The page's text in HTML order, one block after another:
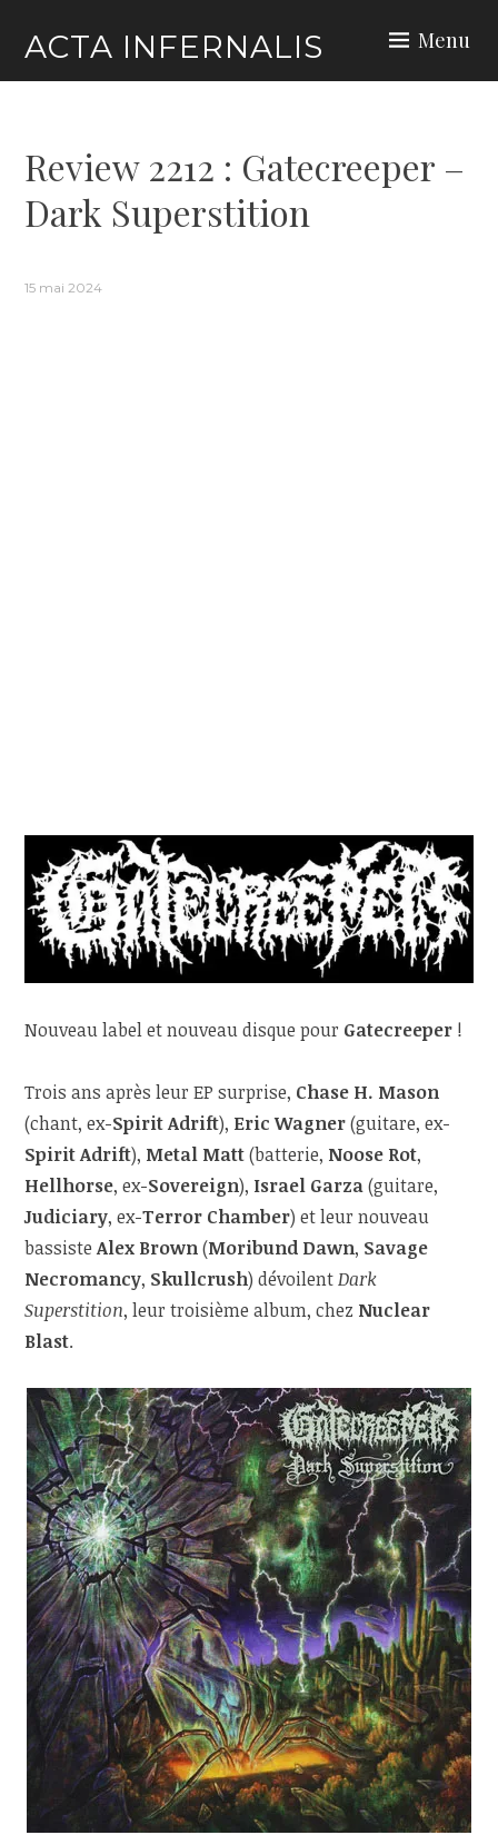
content
ACTA INFERNALIS Menu
Review 2212 : Gatecreeper –
Dark Superstition
15 mai 2024
Nouveau label et nouveau disque pour Gatecreeper !
Trois ans après leur EP surprise, Chase H. Mason
(chant, ex-Spirit Adrift), Eric Wagner(guitare, ex-
Spirit Adrift), Metal Matt(batterie, Noose Rot,
Hellhorse, ex-Sovereign), Israel Garza(guitare,
Judiciary, ex-Terror Chamber) et leur nouveau
bassisteAlex Brown(Moribund Dawn, Savage
Necromancy, Skullcrush) dévoilentDark
Superstition, leur troisième album, chez Nuclear
Blast.